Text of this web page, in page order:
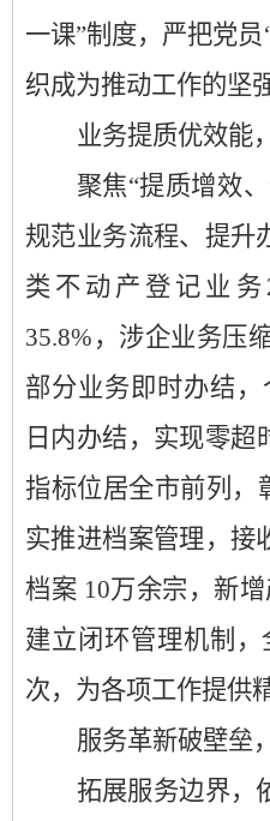
一课”制度，严把党
织成为推动工作的坚
业务提质优效能
聚焦“提质增效
规范业务流程、提升
类不动产登记业务
35.8% ，涉企业务压
部分业务即时办结
日 内办结 ，实现零超
指标位居全市前列，
实推进档案管理，接
档案 10万余宗，新
建立闭环管理机制，
次，为各项工作提供
服务革新破壁垒
拓展服务边界，